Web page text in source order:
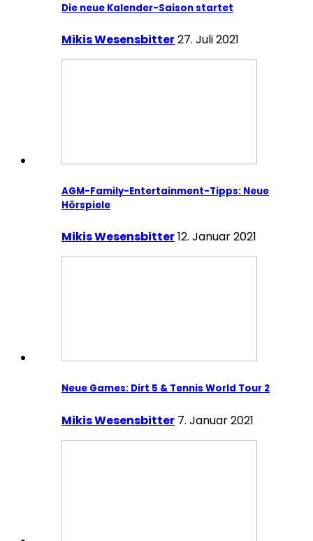
Die neue Kalender-Saison startet
Mikis Wesensbitter27. Juli 2021
AGM-Family-Entertainment-Tipps: Neue
Hörspiele
Mikis Wesensbitter12. Januar 2021
Neue Games: Dirt 5 & Tennis World Tour 2
Mikis Wesensbitter 7. Januar 2021